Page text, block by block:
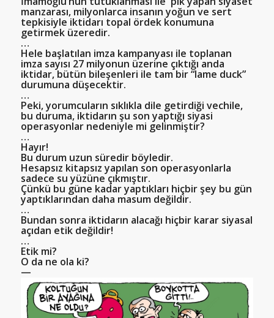
manzarası, milyonlarca insanın yoğun ve sert
tepkisiyle iktidarı topal ördek konumuna
getirmek üzeredir.
…
Hele başlatılan imza kampanyası ile toplanan
imza sayısı 27 milyonun üzerine çıktığı anda
iktidar, bütün bileşenleri ile tam bir “lame duck”
durumuna düşecektir.
…
Peki, yorumcuların sıklıkla dile getirdiği vechile,
bu duruma, iktidarın şu son yaptığı siyasi
operasyonlar nedeniyle mi gelinmiştir?
…
Hayır!
Bu durum uzun süredir böyledir.
Hesapsız kitapsız yapılan son operasyonlarla
sadece su yüzüne çıkmıştır.
Çünkü bu güne kadar yaptıkları hiçbir şey bu gün
yaptıklarından daha masum değildir.
…
Bundan sonra iktidarın alacağı hiçbir karar siyasal
açıdan etik değildir!
…
Etik mi?
O da ne ola ki?
—